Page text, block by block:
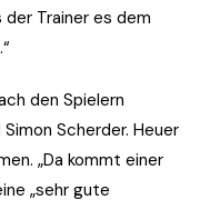
Trainer es dem
den Spielern
Scherder. Heuer
„Da kommt einer
„sehr gute